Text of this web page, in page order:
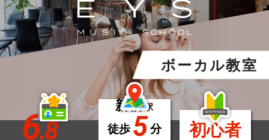
ボーカル教室
6.8
新宿駅
徒歩 5分
初心者